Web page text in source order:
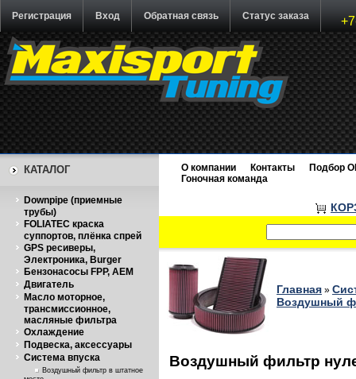
Регистрация Вход Обратная связь Статус заказа
КАТАЛОГ
Downpipe (приемные
трубы)
FOLIATEC краска
суппортов, плёнка спрей
GPS ресиверы,
Электроника, Burger
Бензонасосы FPP, AEM
Двигатель
Масло моторное,
трансмиссионное,
масляные фильтра
Охлаждение
Подвеска, аксессуары
Система впуска
Воздушный фильтр в штатное
О компании Контакты
Подбор
Гоночная команда
Главная »
Воздушный
Воздушный фильтр